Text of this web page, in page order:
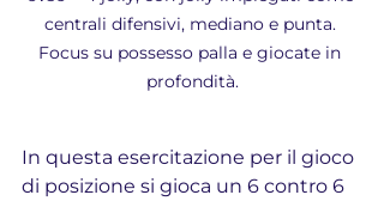
centrali difensivi, mediano e punta.
Focus su possesso palla e giocate in
profondità.
In questa esercitazione per il gioco
di posizione si gioca un 6 contro 6